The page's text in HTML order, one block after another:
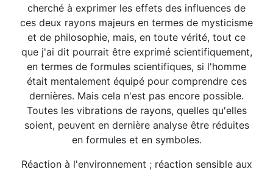
cherché à exprimer les effets des influences de
ces deux rayons majeurs en termes de mysticisme
et de philosophie, mais, en toute vérité, tout ce
que j'ai dit pourrait être exprimé scientifiquement,
en termes de formules scientifiques, si l'homme
était mentalement équipé pour comprendre ces
dernières. Mais cela n'est pas encore possible.
Toutes les vibrations de rayons, quelles qu'elles
soient, peuvent en dernière analyse être réduites
en formules et en symboles.
Réaction à l'environnement ; réaction sensible aux